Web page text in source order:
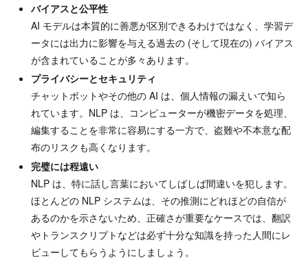
バイアスと公平性
AI モデルは本質的に善悪が区別できるわけではなく、学習デ
ータには出力に影響を与える過去の (そして現在の) バイアス
が含まれていることが多々あります。
プライバシーとセキュリティ
チャットボットやその他の AI は、個人情報の漏えいで知ら
れています。NLP は、コンピューターが機密データを処理、
編集することを非常に容易にする一方で、盗難や不本意な配
布のリスクも高くなります。
完璧には程遠い
NLP は、特に話し言葉においてしばしば間違いを犯します。
ほとんどの NLP システムは、その推測にどれほどの自信が
あるのかを示さないため、正確さが重要なケースでは、翻訳
やトランスクリプトなどは必ず十分な知識を持った人間にレ
ビューしてもらうようにしましょう。